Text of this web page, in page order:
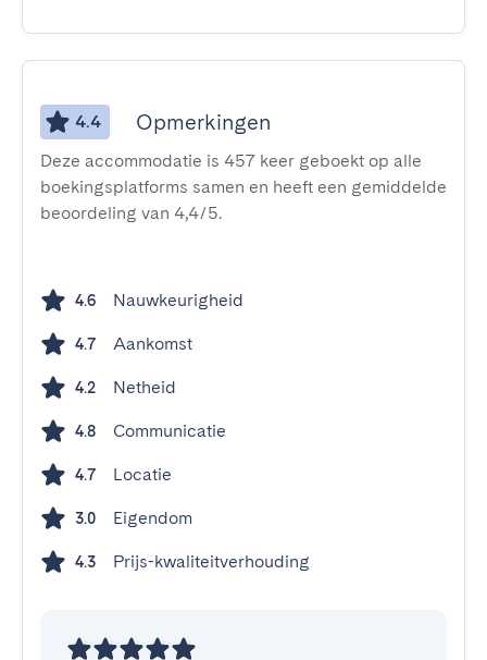
4.4 Opmerkingen
Deze accommodatie is 457 keer geboekt op alle
boekingsplatforms samen en heeft een gemiddelde
beoordeling van 4,4/5.
4.6 Nauwkeurigheid
4.7 Aankomst
4.2 Netheid
4.8 Communicatie
4.7 Locatie
3.0 Eigendom
4.3 Prijs-kwaliteitverhouding